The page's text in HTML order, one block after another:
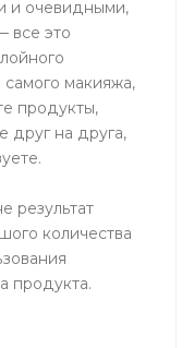
и очевидными,
все это
макияжа,
продукты,
друг на друга,
результат
количества
продукта.